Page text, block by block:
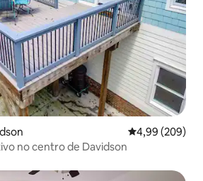
4,99 de uma
4,99 (209)
no centro de Davidson